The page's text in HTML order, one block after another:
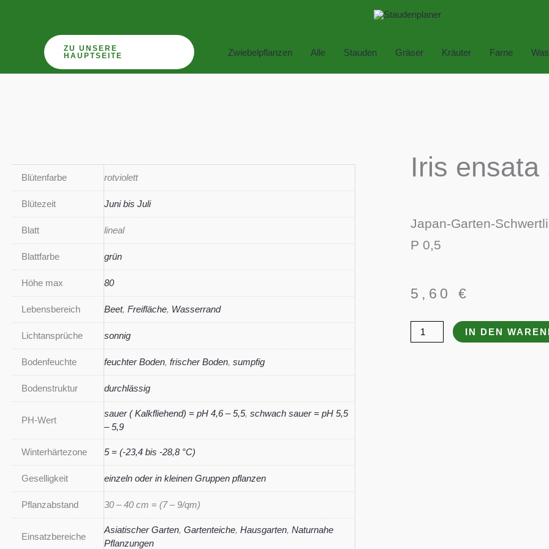
ZU UNSERE
HAUPTSEITE
Zwiebelpflanzen Alle Stauden Gräser Kräuter Farne
Blütenfarbe rotviolett
Blütezeit Juni bis Juli
Blatt lineal
Blattfarbe grün
Höhe max 80
Lebensbereich Beet, Freifläche, Wasserrand
Lichtansprüche sonnig
Bodenfeuchte feuchter Boden, frischer Boden, sumpfig
Bodenstruktur durchlässig
PH-Wert
sauer ( Kalkfliehend) = pH 4,6 – 5,5, schwach sauer = pH 5,5
– 5,9
Winterhärtezone 5 = (-23,4 bis -28,8 °C)
Geselligkeit einzeln oder in kleinen Gruppen pflanzen
Pflanzabstand 30 – 40 cm = (7 – 9/qm)
Einsatzbereiche
Asiatischer Garten, Gartenteiche, Hausgarten, Naturnahe
Pflanzungen
Iris ensata
Japan-Garten-
P 0,5
5,60 €
Iris
ensata
IN DEN